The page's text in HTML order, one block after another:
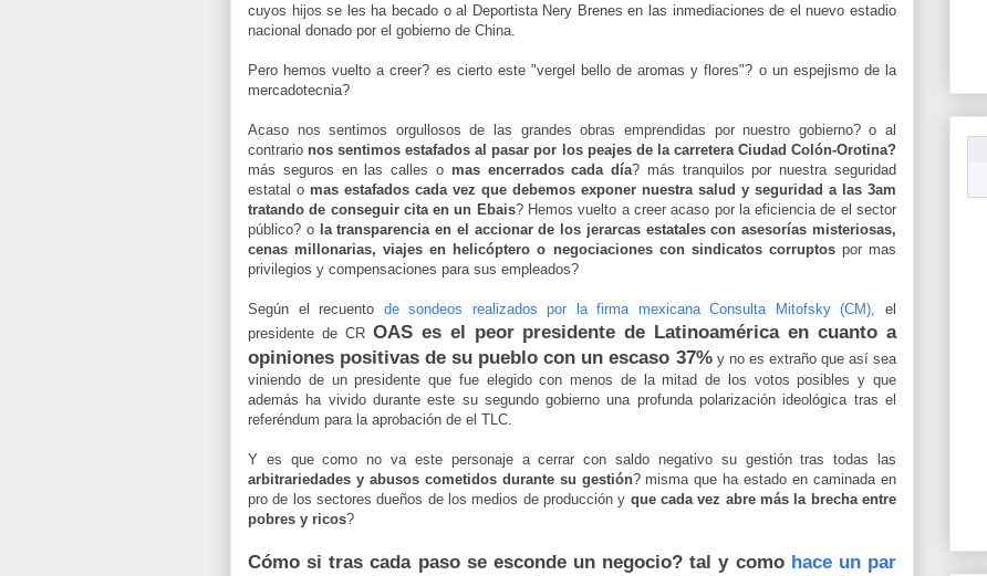
cuyos hijos se les ha becado o al Deportista Nery Brenes en las inmediaciones de el nuevo estadio
nacional donado por el gobierno de China.
Pero hemos vuelto a creer? es cierto este "vergel bello de aromas y flores"? o un espejismo de la
mercadotecnia?
Acaso nos sentimos orgullosos de las grandes obras emprendidas por nuestro gobierno? o al
contrario nos sentimos estafados al pasar por los peajes de la carretera Ciudad Colón-Orotina?
más seguros en las calles omas encerrados cada día? más tranquilos por nuestra seguridad
estatal o mas estafados cada vez que debemos exponer nuestra salud y seguridad a las 3am
tratando de conseguir cita en un Ebais? Hemos vuelto a creer acaso por la eficiencia de el sector
público? o la transparencia en el accionar de los jerarcas estatales con asesorías misteriosas,
cenas millonarias, viajes en helicóptero o negociaciones con sindicatos corruptospor mas
privilegios y compensaciones para sus empleados?
Según el recuento de sondeos realizados por la firma mexicana Consulta Mitofsky (CM),el
presidente de CR OAS es el peor presidente de Latinoamérica en cuanto a
opiniones positivas de su pueblo con un escaso 37%y no es extraño que así sea
viniendo de un presidente que fue elegido con menos de la mitad de los votos posibles y que
además ha vivido durante este su segundo gobierno una profunda polarización ideológica tras el
referéndum para la aprobación de el TLC.
Y es que como no va este personaje a cerrar con saldo negativo su gestión tras todas las
arbitrariedades y abusos cometidos durante su gestión? misma que ha estado en caminada en
pro de los sectores dueños de los medios de producción y que cada vez abre más la brecha entre
pobres y ricos?
Cómo si tras cada paso se esconde un negocio? tal y como hace un par